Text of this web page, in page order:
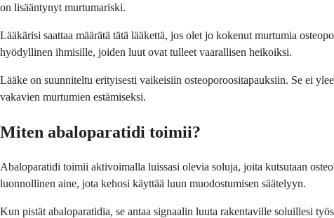
on lisääntynyt murtumariski.
Lääkärisi saattaa määrätä tätä lääkettä, jos olet jo kokenut murtumia
hyödyllinen ihmisille, joiden luut ovat tulleet vaarallisen heikoiksi.
Lääke on suunniteltu erityisesti vaikeisiin osteoporoositapauksiin. Se ei
vakavien murtumien estämiseksi.
Miten abaloparatidi toimii?
Abaloparatidi toimii aktivoimalla luissasi olevia soluja, joita kutsutaan
luonnollinen aine, jota kehosi käyttää luun muodostumisen säätelyyn.
Kun pistät abaloparatidia, se antaa signaalin luuta rakentaville soluillesi